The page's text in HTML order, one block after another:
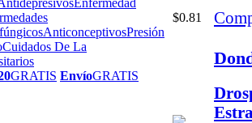
Enfermedad
AnticonceptivosPresión
Cuidados De La
GRATIS EnvíoGRATIS
$0.81